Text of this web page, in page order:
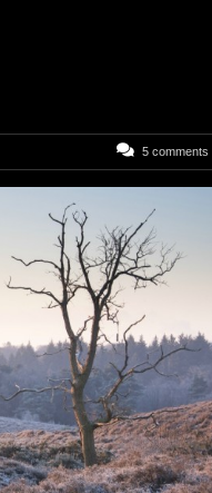
5 comments